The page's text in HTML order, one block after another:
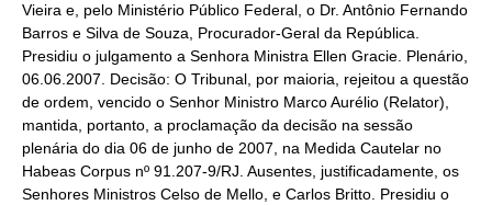
Vieira e, pelo Ministério Público Federal, o Dr. Antônio Fernando
Barros e Silva de Souza, Procurador-Geral da República.
Presidiu o julgamento a Senhora Ministra Ellen Gracie. Plenário,
06.06.2007. Decisão: O Tribunal, por maioria, rejeitou a questão
de ordem, vencido o Senhor Ministro Marco Aurélio (Relator),
mantida, portanto, a proclamação da decisão na sessão
plenária do dia 06 de junho de 2007, na Medida Cautelar no
Habeas Corpus nº 91.207-9/RJ. Ausentes, justificadamente, os
Senhores Ministros Celso de Mello, e Carlos Britto. Presidiu o